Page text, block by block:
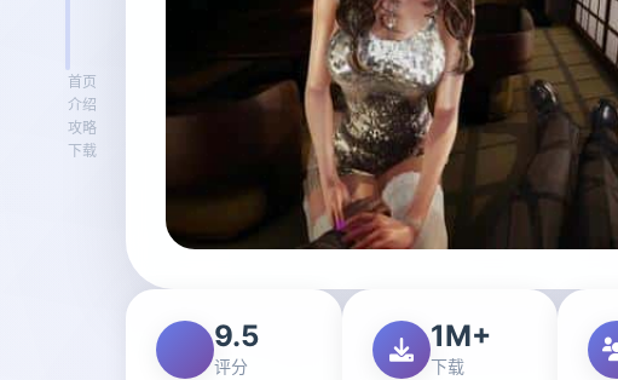
首页
介绍
攻略
下载
9.5
评分
1M+
下载